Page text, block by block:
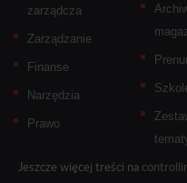
zarządcza
Zarządzanie
Finanse
Narzędzia
Prawo
Jeszcze więcej treści na